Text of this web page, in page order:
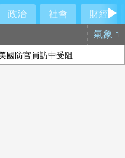
政治 社會
財經
氣象
國防官員訪中受阻